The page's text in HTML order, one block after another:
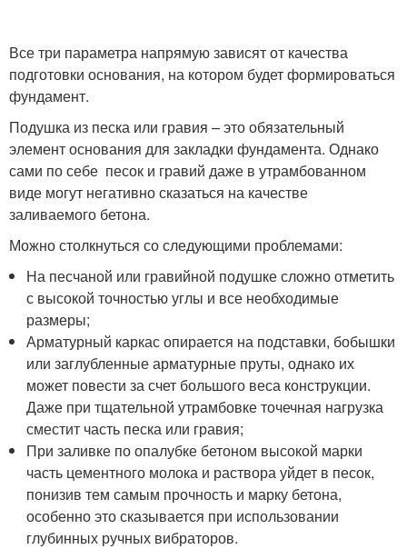
Все три параметра напрямую зависят от качества
подготовки основания, на котором будет формироваться
фундамент.
Подушка из песка или гравия – это обязательный
элемент основания для закладки фундамента. Однако
сами по себе песок и гравий даже в утрамбованном
виде могут негативно сказаться на качестве
заливаемого бетона.
Можно столкнуться со следующими проблемами:
На песчаной или гравийной подушке сложно отметить
с высокой точностью углы и все необходимые
размеры;
Арматурный каркас опирается на подставки, бобышки
или заглубленные арматурные пруты, однако их
может повести за счет большого веса конструкции.
Даже при тщательной утрамбовке точечная нагрузка
сместит часть песка или гравия;
При заливке по опалубке бетоном высокой марки
часть цементного молока и раствора уйдет в песок,
понизив тем самым прочность и марку бетона,
особенно это сказывается при использовании
глубинных ручных вибраторов.